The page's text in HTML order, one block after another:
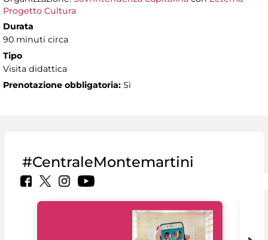
Progetto Cultura
Durata
90 minuti circa
Tipo
Visita didattica
Prenotazione obbligatoria: Sì
#CentraleMontemartini